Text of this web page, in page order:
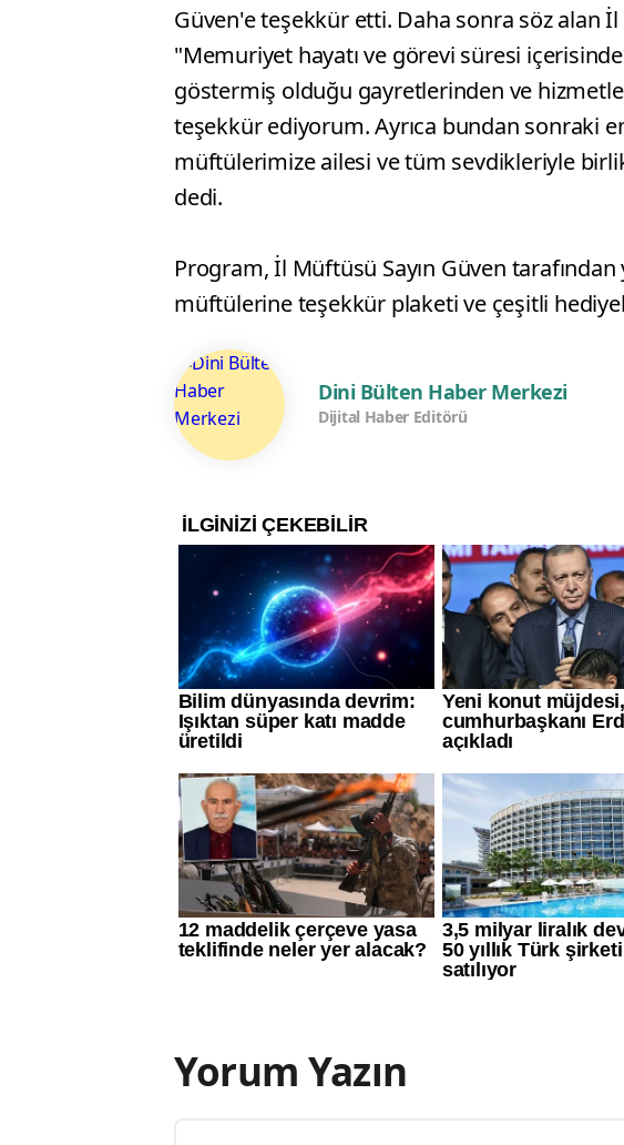
Güven'e teşekkür etti. Daha sonra söz alan İl
"Memuriyet hayatı ve görevi süresi
göstermiş olduğu gayretlerinden ve
teşekkür ediyorum. Ayrıca bundan sonraki
müftülerimize ailesi ve tüm sevdikleriyle
dedi.
Program, İl Müftüsü Sayın Güven
müftülerine teşekkür plaketi ve çeşitli
Dini Bülten Haber Merkezi
Dijital Haber Editörü
Yorum Yazın